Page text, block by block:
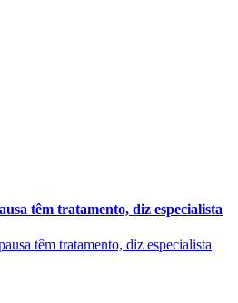
têm tratamento, diz especialista